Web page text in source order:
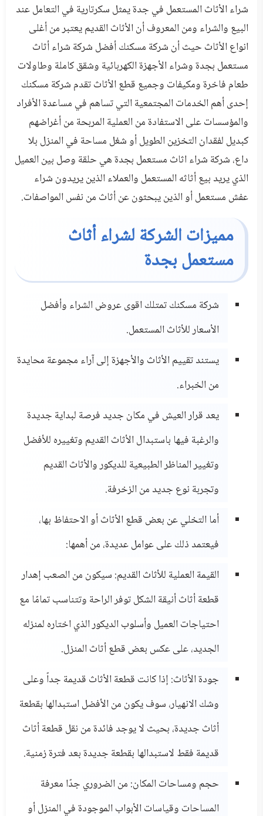
شراء الأثاث المستعمل في جدة يمثل سكرتارية في التعامل عند
البيع والشراء ومن المعروف أن الأثاث القديم يعتبر من أغلى
انواع الأثاث حيث أن شركة مسكنك أفضل شركة شراء أثاث
مستعمل بجدة وشراء الأجهزة الكهربائية وشقق كاملة وطاولات
طعام فاخرة ومكيفات وجميع قطع الأثاث تقدم شركة مسكنك
إحدى أهم الخدمات المجتمعية التي تساهم في مساعدة الأفراد
والمؤسسات على الاستفادة من العملية المربحة من أغراضهم
كبديل لفقدان التخزين الطويل أو شغل مساحة في المنزل بلا
داع، شركة شراء اثاث مستعمل بجدة هي حلقة وصل بين العميل
الذي يريد بيع أثاثه المستعمل والعملاء الذين يريدون شراء
عفش مستعمل أو الذين يبحثون عن أثاث من نفس المواصفات.
مميزات الشركة لشراء أثاث
مستعمل بجدة
شركة مسكنك تمتلك اقوى عروض الشراء وأفضل
الأسعار للأثاث المستعمل.
يستند تقييم الأثاث والأجهزة إلى آراء مجموعة محايدة
من الخبراء.
يعد قرار العيش في مكان جديد فرصة لبداية جديدة
والرغبة فيها باستبدال الأثاث القديم وتغييره للأفضل
وتغيير المناظر الطبيعية للديكور والأثاث القديم
وتجربة نوع جديد من الزخرفة.
أما التخلي عن بعض قطع الأثاث أو الاحتفاظ بها،
فيعتمد ذلك على عوامل عديدة، من أهمها:
القيمة العملية للأثاث القديم: سيكون من الصعب إهدار
قطعة أثاث أنيقة الشكل توفر الراحة وتتناسب تمامًا مع
احتياجات العميل وأسلوب الديكور الذي اختاره لمنزله
الجديد، على عكس بعض قطع أثاث المنزل.
جودة الأثاث: إذا كانت قطعة الأثاث قديمة جداً وعلى
وشك الانهيار، سوف يكون من الأفضل استبدالها بقطعة
أثاث جديدة، بحيث لا يوجد فائدة من نقل قطعة أثاث
قديمة فقط لاستبدالها بقطعة جديدة بعد فترة زمنية.
حجم ومساحات المكان: من الضروري جدًا معرفة
المساحات وقياسات الأبواب الموجودة في المنزل أو